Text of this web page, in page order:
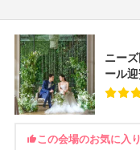
ニー
ール
この会場のお気に入